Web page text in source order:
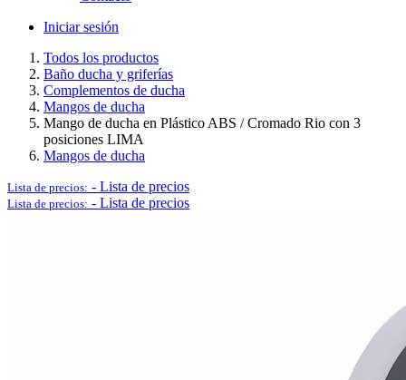
Logística y Equipamiento Auxiliar
Ver todo en Logística y Equipamiento Auxiliar→
Iniciar sesión
Todos los productos
Baño ducha y griferías
Complementos de ducha
Mangos de ducha
Mango de ducha en Plástico ABS / Cromado Rio con 3
posiciones LIMA
Mangos de ducha
Lista de precios: - Lista de precios
Lista de precios: - Lista de precios